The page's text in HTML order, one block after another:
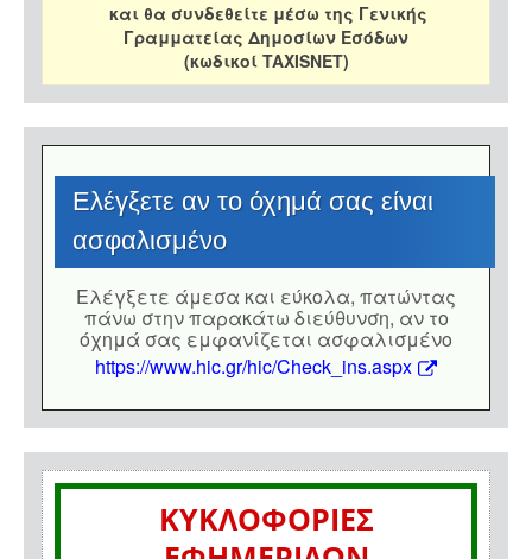
και θα συνδεθείτε μέσω της Γενικής
Γραμματείας Δημοσίων Εσόδων
(κωδικοί TAXISNET)
Eλέγξετε αν το όχημά σας είναι
ασφαλισμένο
Eλέγξετε άμεσα και εύκολα, πατώντας
πάνω στην παρακάτω διεύθυνση, αν το
όχημά σας εμφανίζεται ασφαλισμένο
https://www.hic.gr/hic/Check_ins.aspx
ΚΥΚΛΟΦΟΡΙΕΣ